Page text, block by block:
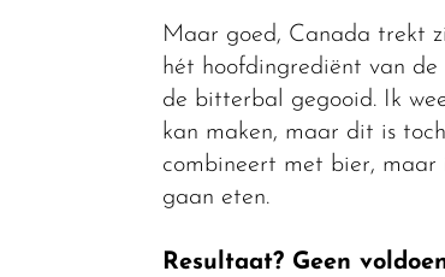
Maar goed, Canada trekt
hét hoofdingrediënt van
de bitterbal gegooid. Ik
kan maken, maar dit is
combineert met bier, maar
gaan eten.
Resultaat? Geen